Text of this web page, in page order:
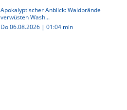
Apokalyptischer Anblick: Waldbrände
verwüsten Wash...
Do 06.08.2026 | 01:04 min